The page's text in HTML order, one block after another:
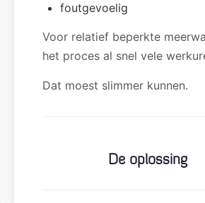
foutgevoelig
Voor relatief beperkte
het proces al snel vele
Dat moest slimmer kunnen.
De oplossing